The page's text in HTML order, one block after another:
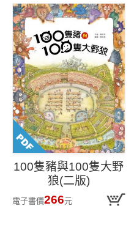
100隻豬與100隻大野
狼(二版)
電子書價266元